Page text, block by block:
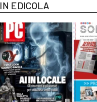
IN EDICOLA